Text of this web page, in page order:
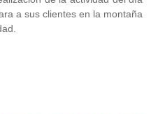
a sus clientes en la montaña